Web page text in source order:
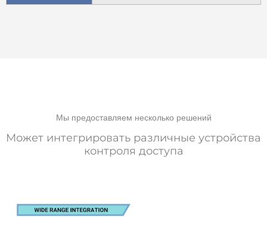
Мы предоставляем несколько решений
Может интегрировать различные устройства
контроля доступа